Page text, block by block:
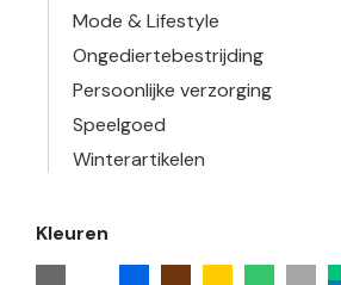
Mode & Lifestyle
Ongediertebestrijding
Persoonlijke verzorging
Speelgoed
Winterartikelen
Kleuren